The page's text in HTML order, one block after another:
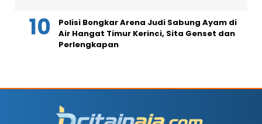
Polisi Bongkar Arena Judi Sabung Ayam di
Air Hangat Timur Kerinci, Sita Genset dan
Perlengkapan